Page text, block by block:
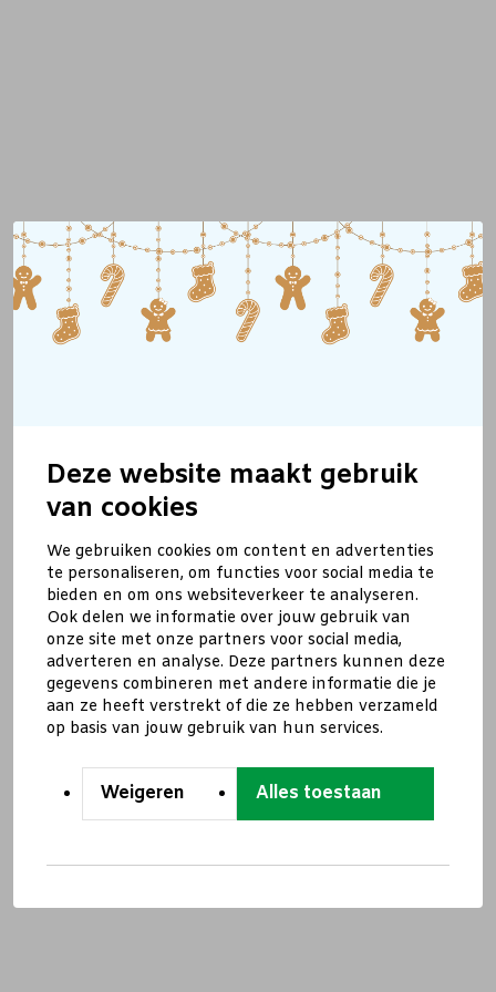
Deze website maakt gebruik
van cookies
We gebruiken cookies om content en advertenties
te personaliseren, om functies voor social media te
bieden en om ons websiteverkeer te analyseren.
Ook delen we informatie over jouw gebruik van
onze site met onze partners voor social media,
adverteren en analyse. Deze partners kunnen deze
gegevens combineren met andere informatie die je
aan ze heeft verstrekt of die ze hebben verzameld
op basis van jouw gebruik van hun services.
Weigeren Alles toestaan